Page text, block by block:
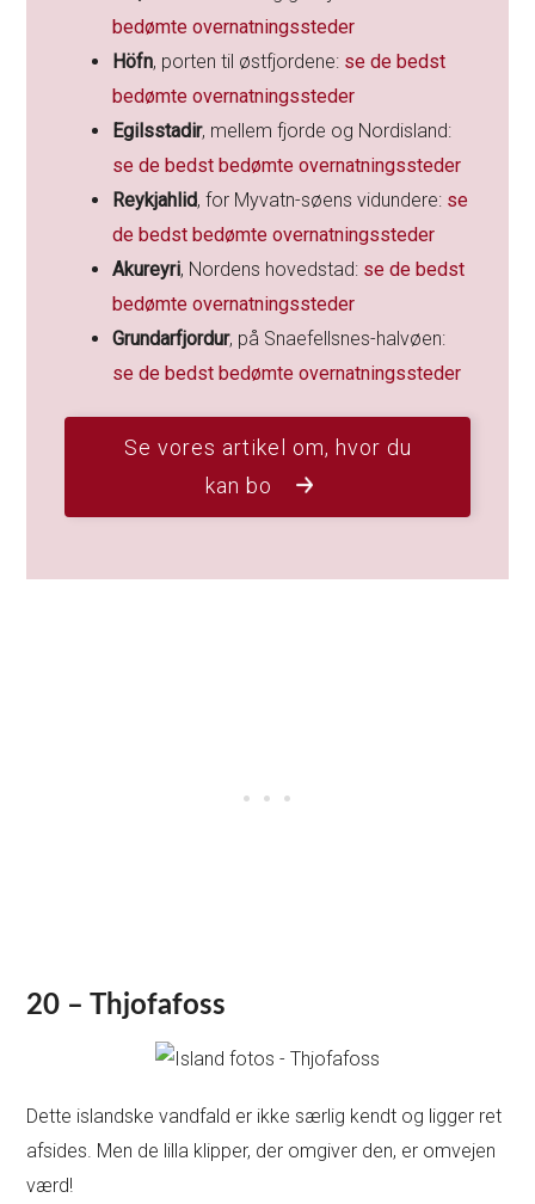
bedømte overnatningssteder
Höfn, porten til østfjordene: se de bedst
bedømte overnatningssteder
Egilsstadir, mellem fjorde og Nordisland:
se de bedst bedømte overnatningssteder
Reykjahlid, for Myvatn-søens vidundere: se
de bedst bedømte overnatningssteder
Akureyri, Nordens hovedstad: se de bedst
bedømte overnatningssteder
Grundarfjordur, på Snaefellsnes-halvøen:
se de bedst bedømte overnatningssteder
Se vores artikel om, hvor du
kan bo
20 – Thjofafoss
Dette islandske vandfald er ikke særlig kendt og ligger ret
afsides. Men de lilla klipper, der omgiver den, er omvejen
værd!